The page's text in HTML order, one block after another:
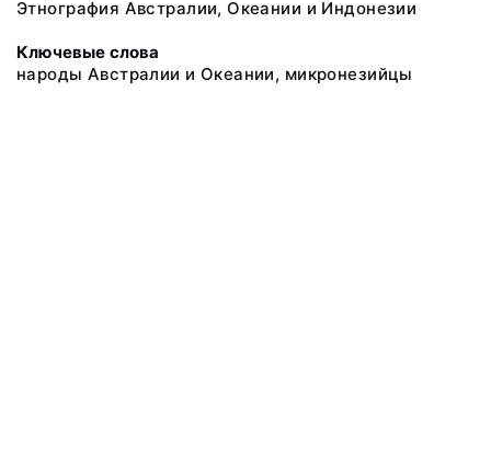
Этнография Австралии, Океании и Индонезии
Ключевые слова
народы Австралии и Океании, микронезийцы